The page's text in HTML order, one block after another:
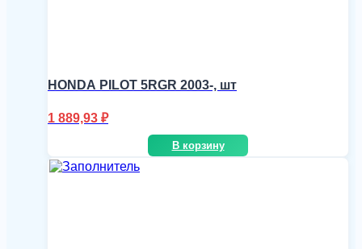
HONDA PILOT 5RGR 2003-, шт
1 889,93 ₽
В корзину